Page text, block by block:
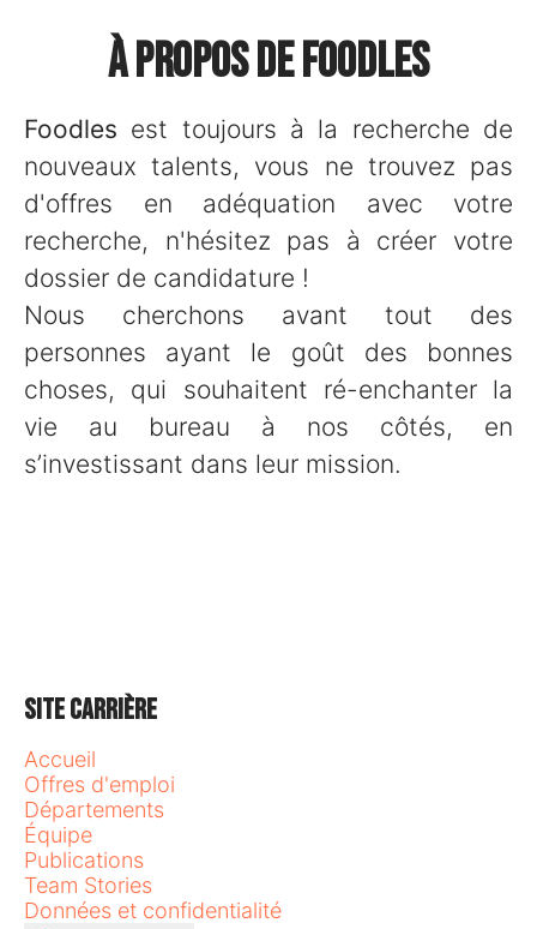
À propos de Foodles
Foodles est toujours à la recherche de
nouveaux talents, vous ne trouvez pas
d'offres en adéquation avec votre
recherche, n'hésitez pas à créer votre
dossier de candidature !
Nous cherchons avant tout des
personnes ayant le goût des bonnes
choses, qui souhaitent ré-enchanter la
vie au bureau à nos côtés, en
s’investissant dans leur mission.
Site carrière
Accueil
Offres d'emploi
Départements
Équipe
Publications
Team Stories
Données et confidentialité